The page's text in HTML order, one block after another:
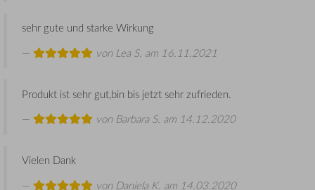
sehr gute und starke Wirkung
von Lea S. am 16.11.2021
Produkt ist sehr gut,bin bis jetzt sehr zufrieden.
von Barbara S. am 14.12.2020
Vielen Dank
von Daniela K. am 14.03.2020